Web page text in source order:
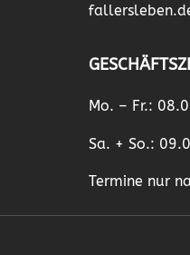
Mo. – Fr.:
Sa. + So.:
Termine nur